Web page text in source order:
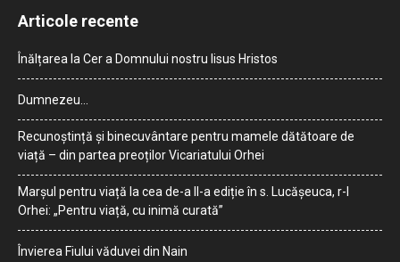
Articole recente
Înălțarea la Cer a Domnului nostru Iisus Hristos
Dumnezeu…
Recunoștință și binecuvântare pentru mamele dătătoare de
viață – din partea preoților Vicariatului Orhei
Marșul pentru viață la cea de-a II-a ediție în s. Lucășeuca, r-l
Orhei: „Pentru viață, cu inimă curată”
Învierea Fiului văduvei din Nain